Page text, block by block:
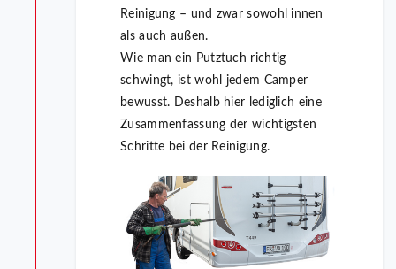
Reinigung – und zwar sowohl innen
als auch außen.
Wie man ein Putztuch richtig
schwingt, ist wohl jedem Camper
bewusst. Deshalb hier lediglich eine
Zusammenfassung der wichtigsten
Schritte bei der Reinigung.